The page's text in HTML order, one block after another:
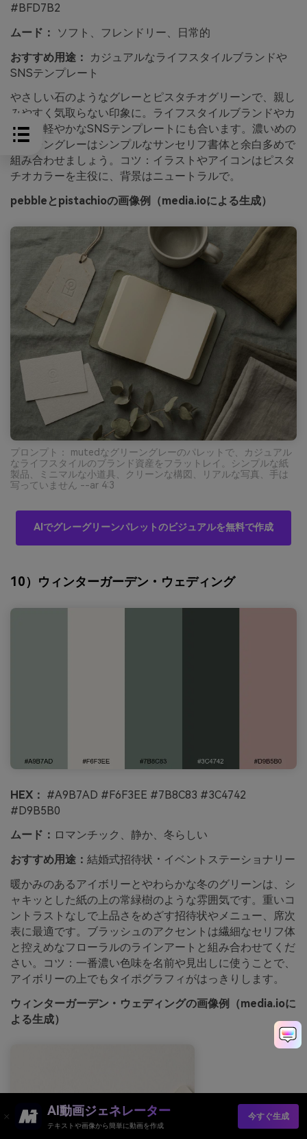
#BFD7B2
ムード：
ソフト、フレンドリー、日常的
おすすめ用途：
カジュアルなライフスタイルブランドや
SNSテンプレート
やさしい石のようなグレーとピスタチオグリーンで、親し
みやすく気取らない印象に。ライフスタイルブランドやカ
フェ、軽やかなSNSテンプレートにも合います。濃いめの
グリーングレーはシンプルなサンセリフ書体と余白多めで
組み合わせましょう。コツ：イラストやアイコンはピスタ
チオカラーを主役に、背景はニュートラルで。
pebbleとpistachioの画像例（media.ioによる生成）
プロンプト： mutedなグリーングレーのパレットで、カジュアル
なライフスタイルのブランド資産をフラットレイ。シンプルな紙
製品、ミニマルな小道具、クリーンな構図、リアルな写真、手は
写っていません --ar 4:3
AIでグレーグリーンパレットのビジュアルを無料で作成
10）ウィンターガーデン・ウェディング
HEX： #A9B7AD #F6F3EE #7B8C83 #3C4742
#D9B5B0
ムード： ロマンチック、静か、冬らしい
おすすめ用途： 結婚式招待状・イベントステーショナリー
暖かみのあるアイボリーとやわらかな冬のグリーンは、シ
ャキッとした紙の上の常緑樹のような雰囲気です。重いコ
ントラストなしで上品さをめざす招待状やメニュー、席次
表に最適です。ブラッシュのアクセントは繊細なセリフ体
と控えめなフローラルのラインアートと組み合わせてくだ
さい。コツ：一番濃い色味を名前や見出しに使うことで、
アイボリーの上でもタイポグラフィがはっきりします。
ウィンターガーデン・ウェディングの画像例（media.ioに
よる生成）
AI動画ジェネレーター
テキストや画像から簡単に動画を作成
今すぐ生成